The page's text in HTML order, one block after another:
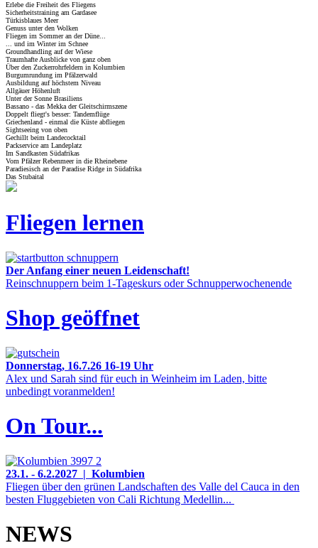
Erlebe die Freiheit des Fliegens
Sicherheitstraining am Gardasee
Türkisblaues Meer
Genuss unter den Wolken
Fliegen im Sommer an der Düne...
... und im Winter im Schnee
Groundhandling auf der Wiese
Traumhafte Ausblicke von ganz oben
Über den Zuckerrohrfeldern in Kolumbien
Burgumrundung im Pfälzerwald
Ausbildung auf höchstem Niveau
Allgäuer Höhenluft
Unter der Sonne Brasiliens
Bassano - das Mekka der Gleitschirmszene
Doppelt fliegt's besser: Tandemflüge
Griechenland - einmal die Küste abfliegen
Sightseeing von oben
Gechillt beim Landecocktail
Packservice am Landeplatz
Im Sandkasten Südafrikas
Vom Pfälzer Rebenmeer in die Rheinebene
Paradiesisch an der Paradise Ridge in Südafrika
Das Stubaital
Fliegen lernen
Der Anfang einer neuen Leidenschaft!
Reinschnuppern beim 1-Tageskurs oder Schnupperwochenende
Shop geöffnet
Donnerstag, 16.7.26 16-19 Uhr
Alex und Sarah sind für euch in Weinheim im Laden, bitte
unbedingt voranmelden!
On Tour...
23.1. - 6.2.2027 | Kolumbien
Fliegen über den grünen Landschaften des Valle del Cauca in den
besten Fluggebieten von Cali Richtung Medellin...
NEWS